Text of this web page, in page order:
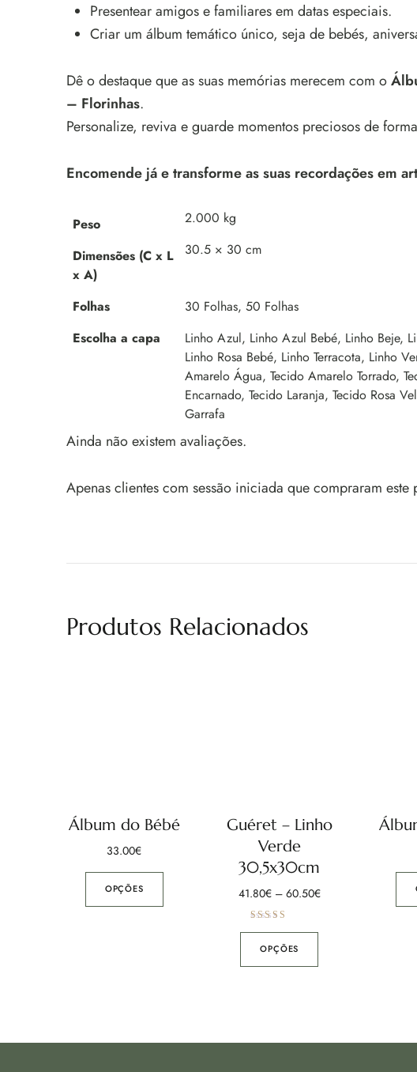
Presentear amigos e familiares em datas especiais.
Criar um álbum temático único, seja de bebés,
Dê o destaque que as suas memórias merecem com o
– Florinhas.
Personalize, reviva e guarde momentos preciosos de
Encomende já e transforme as suas recordações em
Peso 2.000 kg
Dimensões (C x L
x A)
30.5 × 30 cm
Folhas
30 Folhas, 50 Folhas
Escolha a capa
Linho Azul, Linho Azul Bebé, Linho Beje,
Linho Rosa Bebé, Linho Terracota, Linho
Amarelo Água, Tecido Amarelo Torrado,
Encarnado, Tecido Laranja, Tecido Rosa
Garrafa
Ainda não existem avaliações.
Apenas clientes com sessão iniciada que compraram
Produtos Relacionados
Álbum do Bébé
33.00€
OPÇÕES
Guéret – Linho
Verde
30,5x30cm
41.80€ – 60.50€
de 5
OPÇÕES